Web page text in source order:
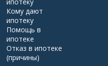
ипотеку
Кому дают
ипотеку
Помощь в
ипотеке
Отказ в ипотеке
(причины)